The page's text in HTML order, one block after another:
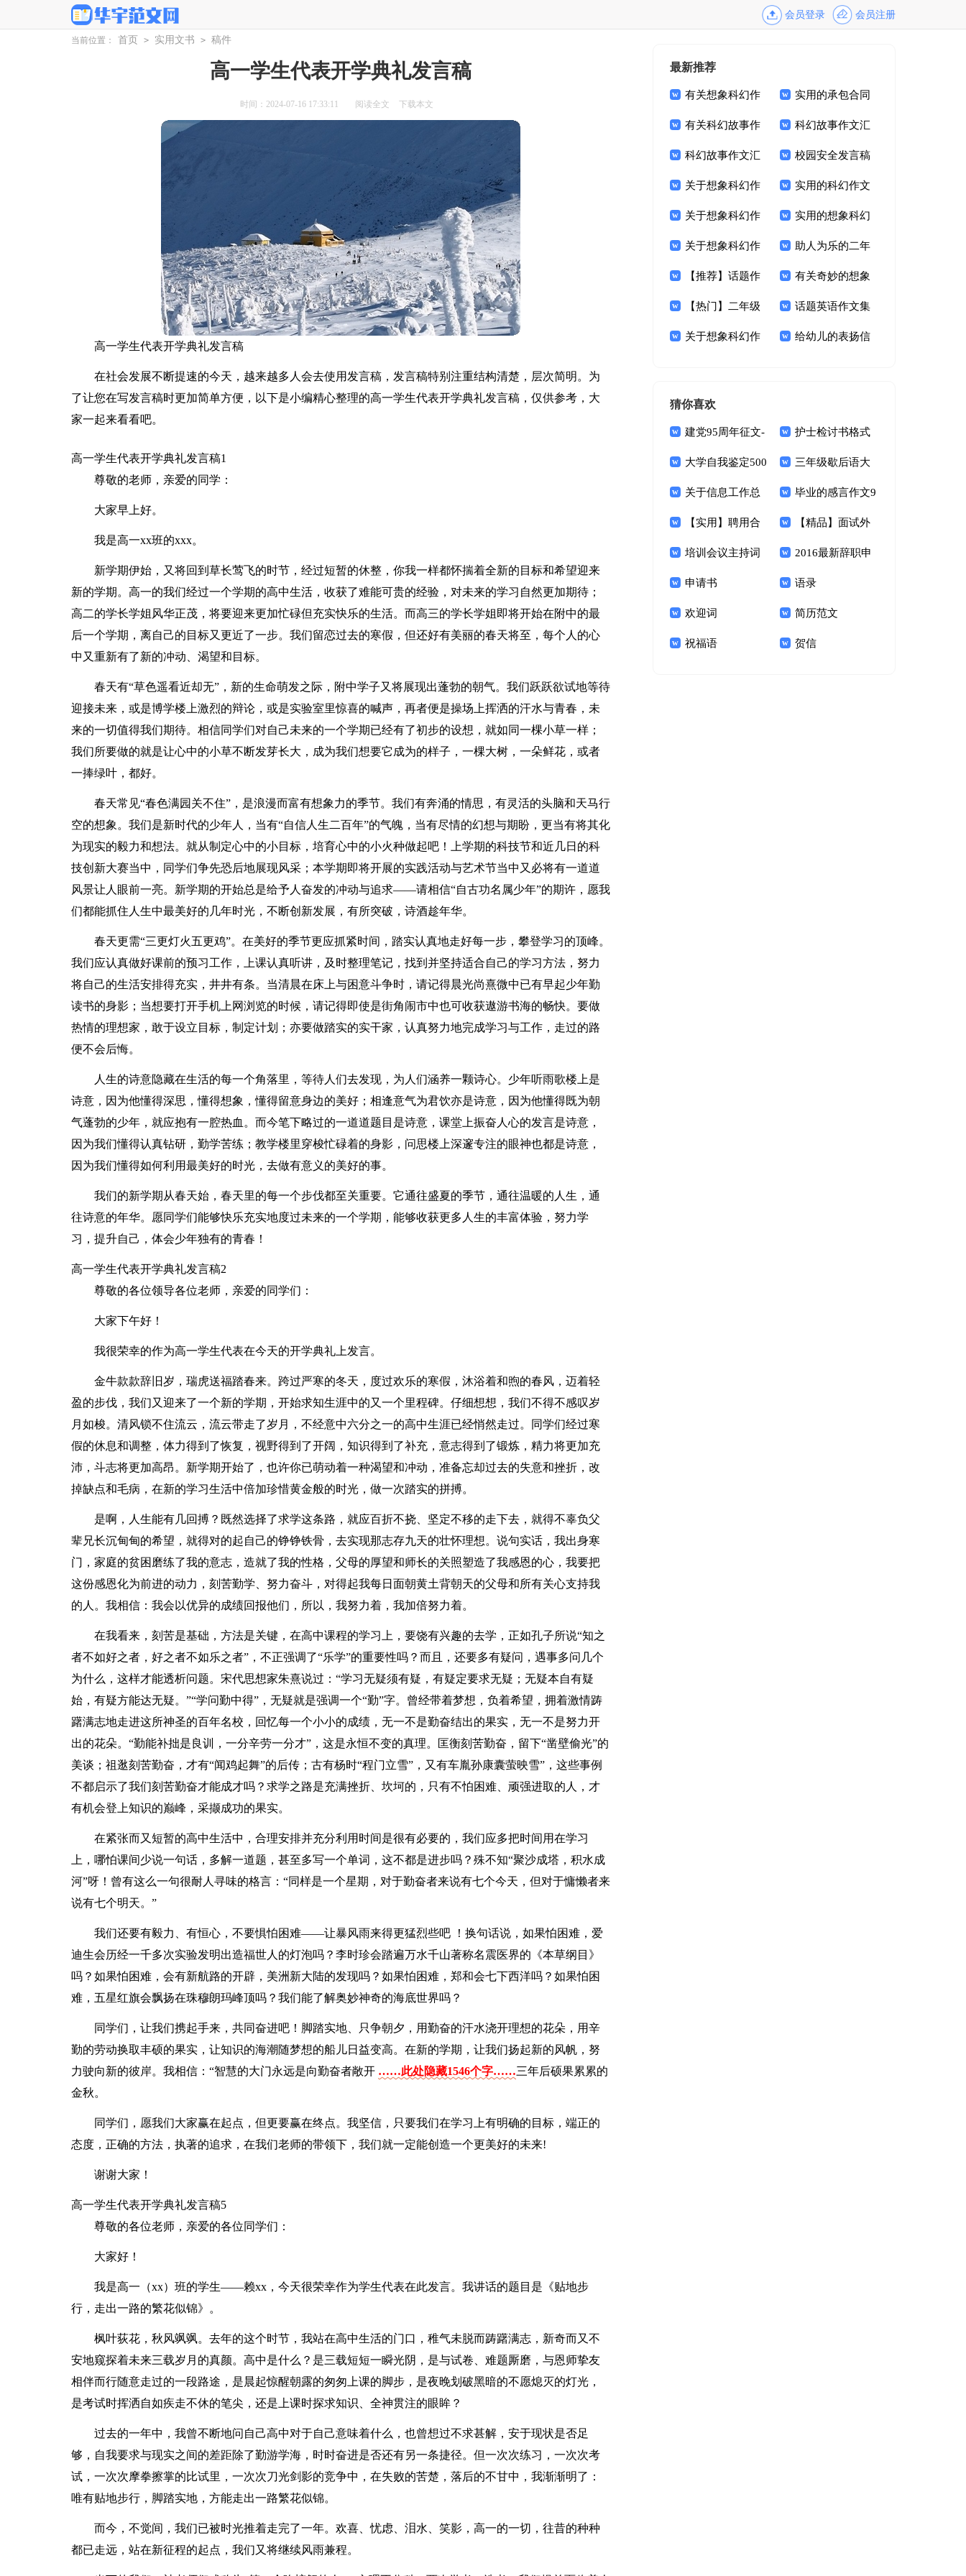
会员登录 会员注册
当前位置： 首页 > 实用文书 > 稿件
高一学生代表开学典礼发言稿
时间：2024-07-16 17:33:11 阅读全文 下载本文
高一学生代表开学典礼发言稿
在社会发展不断提速的今天，越来越多人会去使用发言稿，发言稿特别注重结构清楚，层次简明。为
了让您在写发言稿时更加简单方便，以下是小编精心整理的高一学生代表开学典礼发言稿，仅供参考，大
家一起来看看吧。
高一学生代表开学典礼发言稿1
尊敬的老师，亲爱的同学：
大家早上好。
我是高一xx班的xxx。
新学期伊始，又将回到草长莺飞的时节，经过短暂的休整，你我一样都怀揣着全新的目标和希望迎来
新的学期。高一的我们经过一个学期的高中生活，收获了难能可贵的经验，对未来的学习自然更加期待；
高二的学长学姐风华正茂，将要迎来更加忙碌但充实快乐的生活。而高三的学长学姐即将开始在附中的最
后一个学期，离自己的目标又更近了一步。我们留恋过去的寒假，但还好有美丽的春天将至，每个人的心
中又重新有了新的冲动、渴望和目标。
春天有“草色遥看近却无”，新的生命萌发之际，附中学子又将展现出蓬勃的朝气。我们跃跃欲试地等待
迎接未来，或是博学楼上激烈的辩论，或是实验室里惊喜的喊声，再者便是操场上挥洒的汗水与青春，未
来的一切值得我们期待。相信同学们对自己未来的一个学期已经有了初步的设想，就如同一棵小草一样；
我们所要做的就是让心中的小草不断发芽长大，成为我们想要它成为的样子，一棵大树，一朵鲜花，或者
一捧绿叶，都好。
春天常见“春色满园关不住”，是浪漫而富有想象力的季节。我们有奔涌的情思，有灵活的头脑和天马行
空的想象。我们是新时代的少年人，当有“自信人生二百年”的气魄，当有尽情的幻想与期盼，更当有将其化
为现实的毅力和想法。就从制定心中的小目标，培育心中的小火种做起吧！上学期的科技节和近几日的科
技创新大赛当中，同学们争先恐后地展现风采；本学期即将开展的实践活动与艺术节当中又必将有一道道
风景让人眼前一亮。新学期的开始总是给予人奋发的冲动与追求——请相信“自古功名属少年”的期许，愿我
们都能抓住人生中最美好的几年时光，不断创新发展，有所突破，诗酒趁年华。
春天更需“三更灯火五更鸡”。在美好的季节更应抓紧时间，踏实认真地走好每一步，攀登学习的顶峰。
我们应认真做好课前的预习工作，上课认真听讲，及时整理笔记，找到并坚持适合自己的学习方法，努力
将自己的生活安排得充实，井井有条。当清晨在床上与困意斗争时，请记得晨光尚熹微中已有早起少年勤
读书的身影；当想要打开手机上网浏览的时候，请记得即使是街角闹市中也可收获遨游书海的畅快。要做
热情的理想家，敢于设立目标，制定计划；亦要做踏实的实干家，认真努力地完成学习与工作，走过的路
便不会后悔。
人生的诗意隐藏在生活的每一个角落里，等待人们去发现，为人们涵养一颗诗心。少年听雨歌楼上是
诗意，因为他懂得深思，懂得想象，懂得留意身边的美好；相逢意气为君饮亦是诗意，因为他懂得既为朝
气蓬勃的少年，就应抱有一腔热血。而今笔下略过的一道道题目是诗意，课堂上振奋人心的发言是诗意，
因为我们懂得认真钻研，勤学苦练；教学楼里穿梭忙碌着的身影，问思楼上深邃专注的眼神也都是诗意，
因为我们懂得如何利用最美好的时光，去做有意义的美好的事。
我们的新学期从春天始，春天里的每一个步伐都至关重要。它通往盛夏的季节，通往温暖的人生，通
往诗意的年华。愿同学们能够快乐充实地度过未来的一个学期，能够收获更多人生的丰富体验，努力学
习，提升自己，体会少年独有的青春！
高一学生代表开学典礼发言稿2
尊敬的各位领导各位老师，亲爱的同学们：
大家下午好！
我很荣幸的作为高一学生代表在今天的开学典礼上发言。
金牛款款辞旧岁，瑞虎送福踏春来。跨过严寒的冬天，度过欢乐的寒假，沐浴着和煦的春风，迈着轻
盈的步伐，我们又迎来了一个新的学期，开始求知生涯中的又一个里程碑。仔细想想，我们不得不感叹岁
月如梭。清风锁不住流云，流云带走了岁月，不经意中六分之一的高中生涯已经悄然走过。同学们经过寒
假的休息和调整，体力得到了恢复，视野得到了开阔，知识得到了补充，意志得到了锻炼，精力将更加充
沛，斗志将更加高昂。新学期开始了，也许你已萌动着一种渴望和冲动，准备忘却过去的失意和挫折，改
掉缺点和毛病，在新的学习生活中倍加珍惜黄金般的时光，做一次踏实的拼搏。
是啊，人生能有几回搏？既然选择了求学这条路，就应百折不挠、坚定不移的走下去，就得不辜负父
辈兄长沉甸甸的希望，就得对的起自己的铮铮铁骨，去实现那志存九天的壮怀理想。说句实话，我出身寒
门，家庭的贫困磨练了我的意志，造就了我的性格，父母的厚望和师长的关照塑造了我感恩的心，我要把
这份感恩化为前进的动力，刻苦勤学、努力奋斗，对得起我每日面朝黄土背朝天的父母和所有关心支持我
的人。我相信：我会以优异的成绩回报他们，所以，我努力着，我加倍努力着。
在我看来，刻苦是基础，方法是关键，在高中课程的学习上，要饶有兴趣的去学，正如孔子所说“知之
者不如好之者，好之者不如乐之者”，不正强调了“乐学”的重要性吗？而且，还要多有疑问，遇事多问几个
为什么，这样才能透析问题。宋代思想家朱熹说过：“学习无疑须有疑，有疑定要求无疑；无疑本自有疑
始，有疑方能达无疑。”“学问勤中得”，无疑就是强调一个“勤”字。曾经带着梦想，负着希望，拥着激情踌
躇满志地走进这所神圣的百年名校，回忆每一个小小的成绩，无一不是勤奋结出的果实，无一不是努力开
出的花朵。“勤能补拙是良训，一分辛劳一分才”，这是永恒不变的真理。匡衡刻苦勤奋，留下“凿壁偷光”的
美谈；祖逖刻苦勤奋，才有“闻鸡起舞”的后传；古有杨时“程门立雪”，又有车胤孙康囊萤映雪”，这些事例
不都启示了我们刻苦勤奋才能成才吗？求学之路是充满挫折、坎坷的，只有不怕困难、顽强进取的人，才
有机会登上知识的巅峰，采撷成功的果实。
在紧张而又短暂的高中生活中，合理安排并充分利用时间是很有必要的，我们应多把时间用在学习
上，哪怕课间少说一句话，多解一道题，甚至多写一个单词，这不都是进步吗？殊不知“聚沙成塔，积水成
河”呀！曾有这么一句很耐人寻味的格言：“同样是一个星期，对于勤奋者来说有七个今天，但对于慵懒者来
说有七个明天。”
我们还要有毅力、有恒心，不要惧怕困难——让暴风雨来得更猛烈些吧 ！换句话说，如果怕困难，爱
迪生会历经一千多次实验发明出造福世人的灯泡吗？李时珍会踏遍万水千山著称名震医界的《本草纲目》
吗？如果怕困难，会有新航路的开辟，美洲新大陆的发现吗？如果怕困难，郑和会七下西洋吗？如果怕困
难，五星红旗会飘扬在珠穆朗玛峰顶吗？我们能了解奥妙神奇的海底世界吗？
同学们，让我们携起手来，共同奋进吧！脚踏实地、只争朝夕，用勤奋的汗水浇开理想的花朵，用辛
勤的劳动换取丰硕的果实，让知识的海潮随梦想的船儿日益变高。在新的学期，让我们扬起新的风帆，努
力驶向新的彼岸。我相信：“智慧的大门永远是向勤奋者敞开 ……此处隐藏1546个字……三年后硕果累累的
金秋。
同学们，愿我们大家赢在起点，但更要赢在终点。我坚信，只要我们在学习上有明确的目标，端正的
态度，正确的方法，执著的追求，在我们老师的带领下，我们就一定能创造一个更美好的未来!
谢谢大家！
高一学生代表开学典礼发言稿5
尊敬的各位老师，亲爱的各位同学们：
大家好！
我是高一（xx）班的学生——赖xx，今天很荣幸作为学生代表在此发言。我讲话的题目是《贴地步
行，走出一路的繁花似锦》。
枫叶荻花，秋风飒飒。去年的这个时节，我站在高中生活的门口，稚气未脱而踌躇满志，新奇而又不
安地窥探着未来三载岁月的真颜。高中是什么？是三载短短一瞬光阴，是与试卷、难题厮磨，与恩师挚友
相伴而行随意走过的一段路途，是晨起惊醒朝露的匆匆上课的脚步，是夜晚划破黑暗的不愿熄灭的灯光，
是考试时挥洒自如疾走不休的笔尖，还是上课时探求知识、全神贯注的眼眸？
过去的一年中，我曾不断地问自己高中对于自己意味着什么，也曾想过不求甚解，安于现状是否足
够，自我要求与现实之间的差距除了勤游学海，时时奋进是否还有另一条捷径。但一次次练习，一次次考
试，一次次摩拳擦掌的比试里，一次次刀光剑影的竞争中，在失败的苦楚，落后的不甘中，我渐渐明了：
唯有贴地步行，脚踏实地，方能走出一路繁花似锦。
而今，不觉间，我们已被时光推着走完了一年。欢喜、忧虑、泪水、笑影，高一的一切，往昔的种种
都已走远，站在新征程的起点，我们又将继续风雨兼程。
最新推荐
有关想象科幻作
文集合5篇
实用的承包合同
范文集合5篇
有关科幻故事作
文汇编6篇
科幻故事作文汇
编8篇
科幻故事作文汇
编十篇
校园安全发言稿
关于想象科幻作
文集合5篇
实用的科幻作文
集合七篇
关于想象科幻作
文集锦6篇
实用的想象科幻
作文集合7篇
关于想象科幻作
文集锦五篇
助人为乐的二年
级作文汇编8篇
【推荐】话题作
文集锦7篇
有关奇妙的想象
作文合集8篇
【热门】二年级
我的作文6篇
话题英语作文集
锦9篇
关于想象科幻作 给幼儿的表扬信
猜你喜欢
建党95周年征文-
纪念建党95周年征
文活动
护士检讨书格式
大学自我鉴定500
字
三年级歇后语大
全
关于信息工作总
结范本
毕业的感言作文9
篇
【实用】聘用合
同模板集锦7篇
【精品】面试外
企的英文自我介绍3
篇
培训会议主持词
怎么写
2016最新辞职申
请书范文
申请书 语录
欢迎词 简历范文
祝福语 贺信